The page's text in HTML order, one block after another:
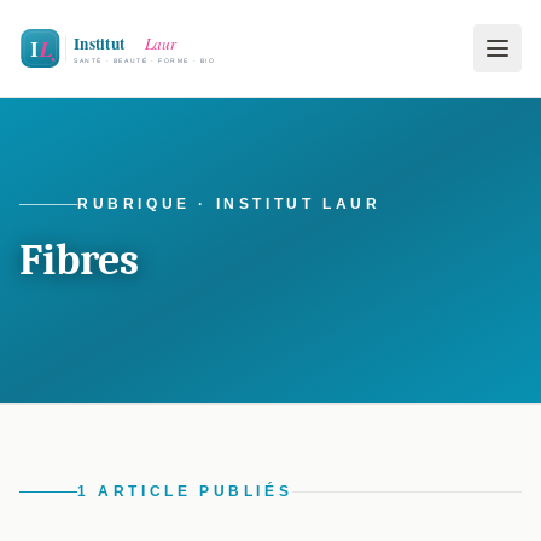
RUBRIQUE · INSTITUT LAUR
Fibres
1 ARTICLE PUBLIÉS